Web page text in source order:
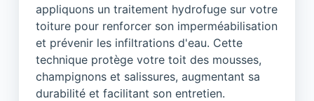
appliquons un traitement hydrofuge sur votre
toiture pour renforcer son imperméabilisation
et prévenir les infiltrations d'eau. Cette
technique protège votre toit des mousses,
champignons et salissures, augmentant sa
durabilité et facilitant son entretien.